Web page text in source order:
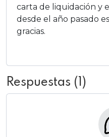
carta de liquidación y
desde el año pasado
gracias.
Respuestas (1)